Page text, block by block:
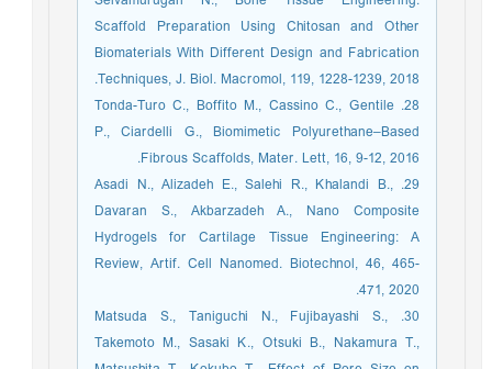
Scaffold Preparation Using Chitosan and Other
Biomaterials With Different Design and Fabrication
Techniques, J. Biol. Macromol, 119, 1228-1239, 2018.
28. Tonda-Turo C., Boffito M., Cassino C., Gentile
P., Ciardelli G., Biomimetic Polyurethane–Based
Fibrous Scaffolds, Mater. Lett, 16, 9-12, 2016.
29. Asadi N., Alizadeh E., Salehi R., Khalandi B.,
Davaran S., Akbarzadeh A., Nano Composite
Hydrogels for Cartilage Tissue Engineering: A
Review, Artif. Cell Nanomed. Biotechnol, 46, 465-
471, 2020.
30. Matsuda S., Taniguchi N., Fujibayashi S.,
Takemoto M., Sasaki K., Otsuki B., Nakamura T.,